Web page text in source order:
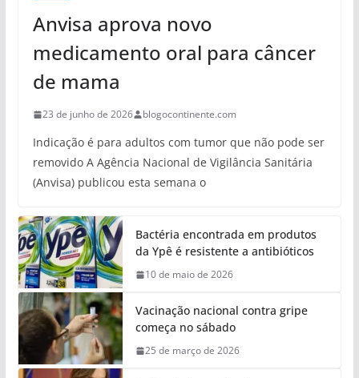
Anvisa aprova novo
medicamento oral para câncer
de mama
23 de junho de 2026 blogocontinente.com
Indicação é para adultos com tumor que não pode ser
removido A Agência Nacional de Vigilância Sanitária
(Anvisa) publicou esta semana o
Bactéria encontrada em produtos
da Ypê é resistente a antibióticos
10 de maio de 2026
Vacinação nacional contra gripe
começa no sábado
25 de março de 2026